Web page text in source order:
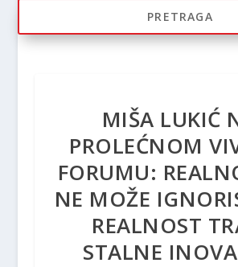
MIŠA LUKIĆ
PROLEĆNOM
FORUMU:
NE MOŽE
REALNOST
STALNE